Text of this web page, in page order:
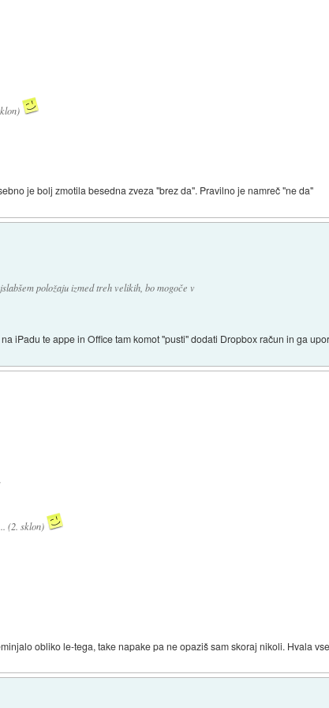
je bolj zmotila besedna zveza "brez da". Pravilno je namreč "ne da"
položaju izmed treh velikih, bo mogoče v
iPadu te appe in Office tam komot "pusti" dodati Dropbox račun in ga
(2. sklon)
obliko le-tega, take napake pa ne opaziš sam skoraj nikoli. Hvala